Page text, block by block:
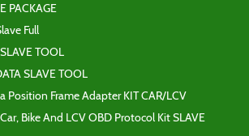
PACKAGE
Full
TOOL
SLAVE TOOL
Position Frame Adapter KIT CAR/LCV
Bike And LCV OBD Protocol Kit SLAVE